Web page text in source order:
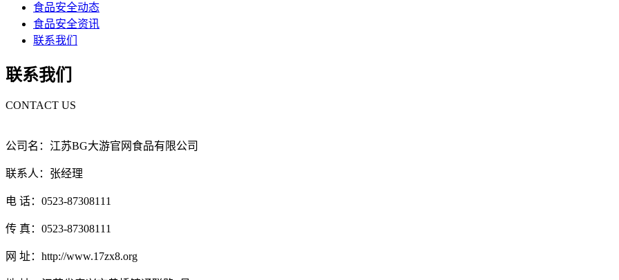
食品安全动态
食品安全资讯
联系我们
联系我们
CONTACT US
公司名：江苏BG大游官网食品有限公司
联系人：张经理
电 话：0523-87308111
传 真：0523-87308111
网 址：http://www.17zx8.org